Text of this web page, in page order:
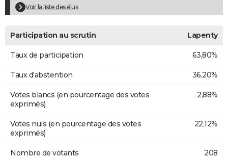
S'inscrire
Se connecter
Lycées
Collèges
Primaires
Universités
Entreprises
Service militaire
Avis de recherche
AVIS DE DÉCÈS
FORUM
Voir la liste des élus
Participation au scrutin Lapenty
Taux de participation 63,80%
Taux d'abstention 36,20%
Votes blancs (en pourcentage des votes
exprimés)
2,88%
Votes nuls (en pourcentage des votes
exprimés)
22,12%
Nombre de votants 208